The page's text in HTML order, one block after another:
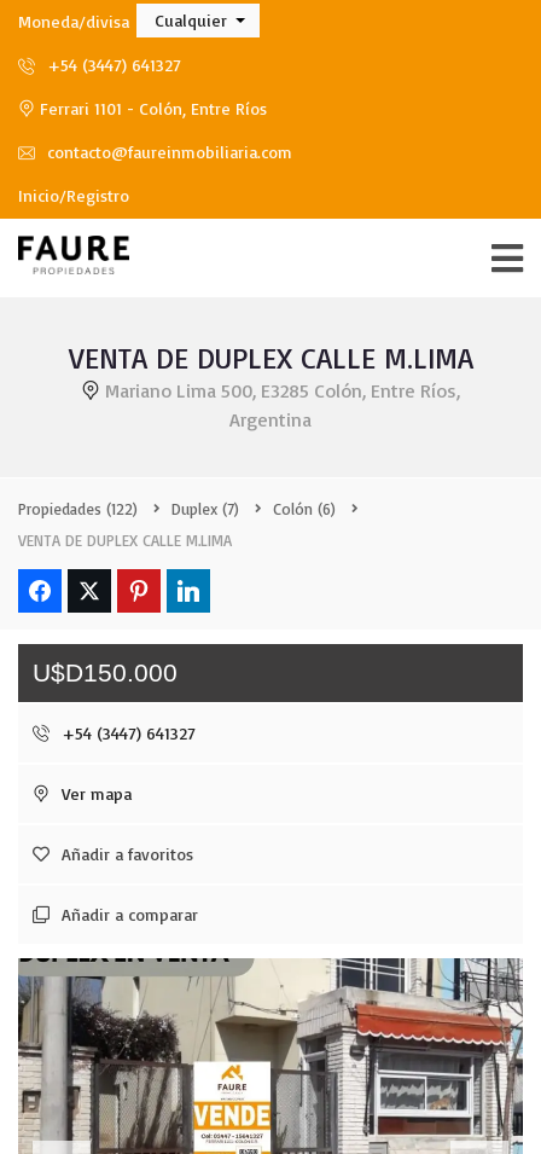
Moneda/divisa Cualquier
+54 (3447) 641327
Ferrari 1101 - Colón, Entre Ríos
contacto@faureinmobiliaria.com
Inicio/Registro
VENTA DE DUPLEX CALLE M.LIMA
Mariano Lima 500, E3285 Colón, Entre Ríos,
Argentina
Propiedades (122) Duplex (7) Colón (6)
VENTA DE DUPLEX CALLE M.LIMA
U$D150.000
+54 (3447) 641327
Ver mapa
Añadir a favoritos
Añadir a comparar